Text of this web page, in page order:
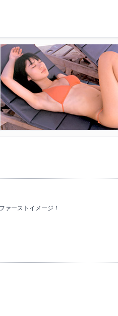
ーストイメージ！